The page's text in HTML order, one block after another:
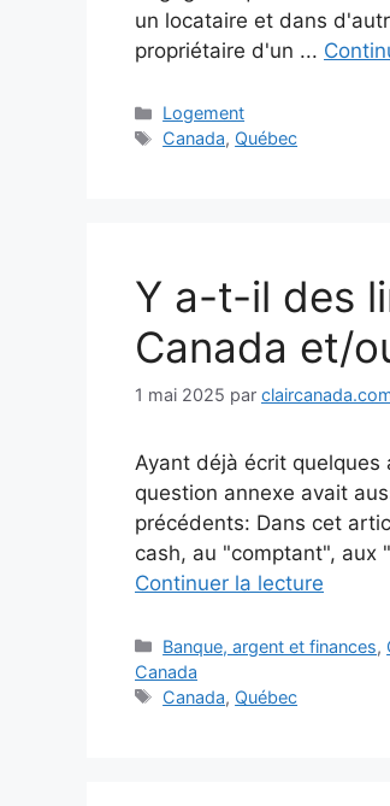
un locataire et dans
propriétaire d'un ...
Catégories
Logement
Étiquettes
Canada, Québec
Y a-t-il des
Canada et/
1 mai 2025 par
Ayant déjà écrit
question annexe avait
précédents: Dans cet
cash, au "comptant", aux
Continuer la lecture
Catégories
Banque, argent et finances,
Canada
Étiquettes
Canada, Québec